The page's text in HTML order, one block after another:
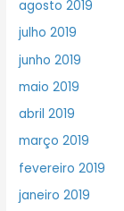
agosto 2019
julho 2019
junho 2019
maio 2019
abril 2019
março 2019
fevereiro 2019
janeiro 2019